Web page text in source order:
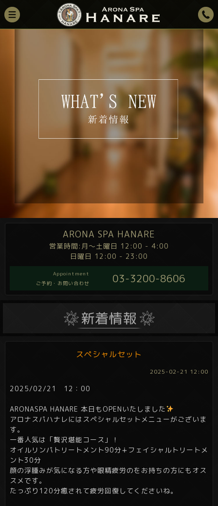
ARONA SPA HANARE
営業時間:月～土曜日 12:00 - 4:00
日曜日 12:00 - 23:00
Appointment
ご予約・お問い合わせ
03-3200-8606
スペシャルセット
2025-02-21 12:00
2025/02/21 12：00
ARONASPA HANARE 本日もOPENいたしました
アロナスパハナレにはスペシャルセットメニューがございま
す。
一番人気は「贅沢堪能コース」！
オイルリンパトリートメント90分∔フェイシャルトリートメ
ント30分
顔の浮腫みが気になる方や眼精疲労のをお持ちの方にもオス
スメです。
たっぷり120分癒されて疲労回復してくださいね。